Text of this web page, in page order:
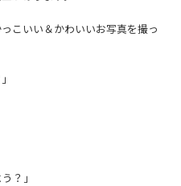
こいい＆かわいいお写真を撮っ
？」